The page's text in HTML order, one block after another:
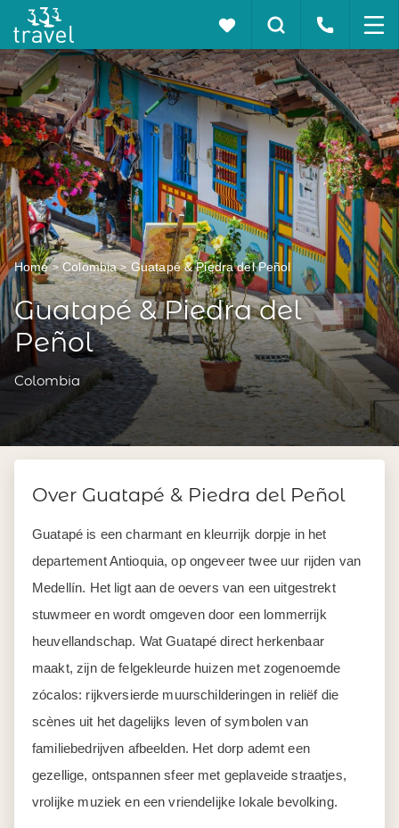
Home Colombia Guatapé & Piedra del Peñol
Guatapé & Piedra del
Peñol
Colombia
Over Guatapé & Piedra del Peñol
Guatapé is een charmant en kleurrijk dorpje in het
departement Antioquia, op ongeveer twee uur rijden van
Medellín. Het ligt aan de oevers van een uitgestrekt
stuwmeer en wordt omgeven door een lommerrijk
heuvellandschap. Wat Guatapé direct herkenbaar
maakt, zijn de felgekleurde huizen met zogenoemde
zócalos: rijkversierde muurschilderingen in reliëf die
scènes uit het dagelijks leven of symbolen van
familiebedrijven afbeelden. Het dorp ademt een
gezellige, ontspannen sfeer met geplaveide straatjes,
vrolijke muziek en een vriendelijke lokale bevolking.